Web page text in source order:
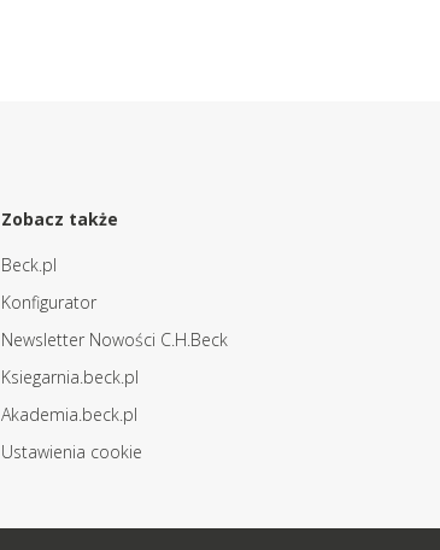
Zobacz także
Beck.pl
Konfigurator
Newsletter Nowości C.H.Beck
Ksiegarnia.beck.pl
Akademia.beck.pl
Ustawienia cookie